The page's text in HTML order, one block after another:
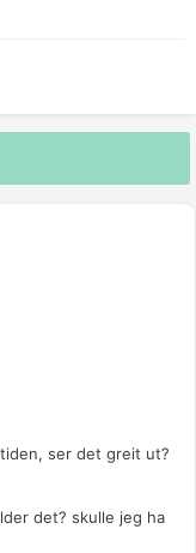
ser det greit ut?
det? skulle jeg ha